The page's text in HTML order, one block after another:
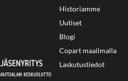
Historiamme
Uutiset
Blogi
Copart maailmalla
Laskutustiedot